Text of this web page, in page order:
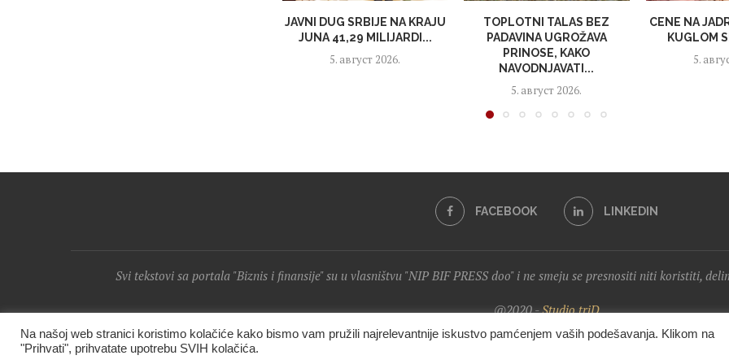
JAVNI DUG SRBIJE NA KRAJU
JUNA 41,29 MILIJARDI...
5. август 2026.
TOPLOTNI TALAS BEZ
PADAVINA UGROŽAVA
PRINOSE, KAKO
NAVODNJAVATI...
5. август 2026.
CENE NA
KUGLOM
5.
FACEBOOK LINKEDIN
Svi tekstovi sa portala "Biznis i finansije" su u vlasništvu "NIP BIF PRESS doo" i ne smeju se presnositi niti koristiti,
@2020 -Studio triD
Na našoj web stranici koristimo kolačiće kako bismo vam pružili najrelevantnije iskustvo pamćenjem vaših podešavanja. Klikom na
"Prihvati", prihvatate upotrebu SVIH kolačića.